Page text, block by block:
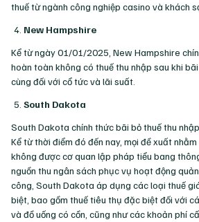
thuế từ ngành công nghiệp casino và khách
New Hampshire
Kể từ ngày 01/01/2025, New Hampshire
hoàn toàn không có thuế thu nhập sau khi
cùng đối với cổ tức và lãi suất.
South Dakota
South Dakota chính thức bãi bỏ thuế thu
Kể từ thời điểm đó đến nay, mọi đề xuất
không được cơ quan lập pháp tiểu bang
nguồn thu ngân sách phục vụ hoạt động
công, South Dakota áp dụng các loại thuế
biệt, bao gồm thuế tiêu thụ đặc biệt đối với
và đồ uống có cồn, cũng như các khoản phí